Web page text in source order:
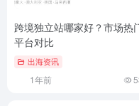
跨境独立站哪家好？市场热
平台对比
出海资讯
1年前